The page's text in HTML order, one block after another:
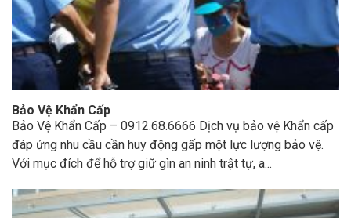
Bảo Vệ Khẩn Cấp
Bảo Vệ Khẩn Cấp – 0912.68.6666 Dịch vụ bảo vệ Khẩn cấp
đáp ứng nhu cầu cần huy động gấp một lực lượng bảo vệ.
Với mục đích để hỗ trợ giữ gìn an ninh trật tự, a...